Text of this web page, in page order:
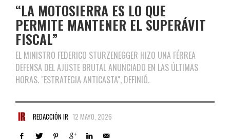
“LA MOTOSIERRA ES LO QUE
PERMITE MANTENER EL SUPERÁVIT
FISCAL”
EL MINISTRO FEDERICO STURZENEGGER HIZO UNA FÉRREA
DEFENSA DEL AJUSTE BRUTAL ANUNCIADO EN LAS ÚLTIMAS
HORAS. "ESTRATEGIA ANTICASTA", DEFINIÓ.
REDACCIÓN IR 12 MAYO, 2026